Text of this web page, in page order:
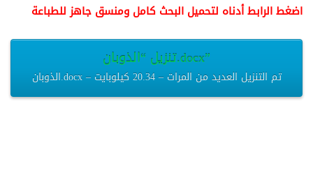
اضغط الرابط أدناه لتحميل البحث كامل ومنسق جاهز للطباعة
تنزيل “الذوبان.docx”
الذوبان.docx – تم التنزيل العديد من المرات – 20.34 كيلوبايت